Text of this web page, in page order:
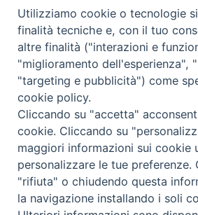
Privacy Policy
Termini e
Informativa per il trattamento
Cookie Policy
Utilizziamo cookie o tecnologie
finalità tecniche e, con il tuo
altre finalità ("interazioni e
"miglioramento dell'esperienza",
"targeting e pubblicità") come
cookie policy.
Cliccando su "accetta"
cookie. Cliccando su
maggiori informazioni sui cookie
personalizzare le tue preferenze.
"rifiuta" o chiudendo questa
la navigazione installando i soli